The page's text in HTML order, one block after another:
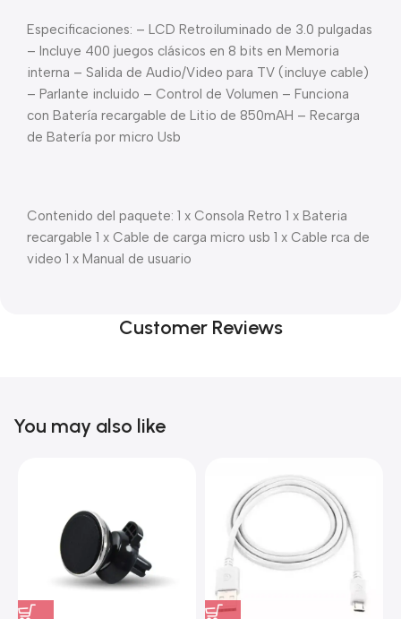
Especificaciones: – LCD Retroiluminado de 3.0 pulgadas
– Incluye 400 juegos clásicos en 8 bits en Memoria
interna – Salida de Audio/Video para TV (incluye cable)
– Parlante incluido – Control de Volumen – Funciona
con Batería recargable de Litio de 850mAH – Recarga
de Batería por micro Usb
Contenido del paquete: 1 x Consola Retro 1 x Bateria
recargable 1 x Cable de carga micro usb 1 x Cable rca de
video 1 x Manual de usuario
Customer Reviews
You may also like